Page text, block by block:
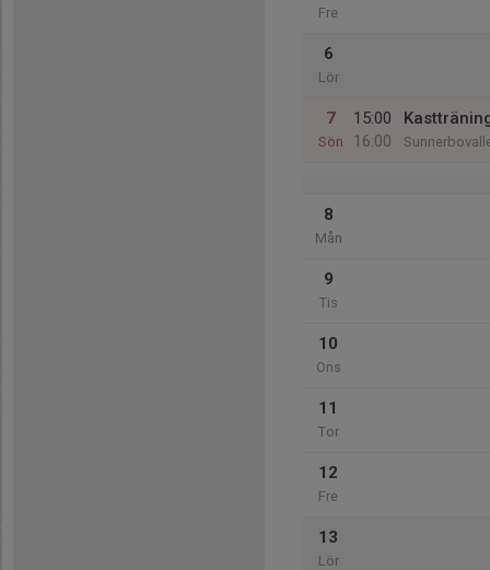
Fre
6
Lör
7
Sön
15:00
16:00
8
Mån
9
Tis
10
Ons
11
Tor
12
Fre
13
Lör